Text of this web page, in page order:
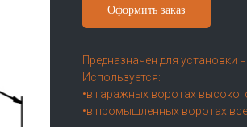
Оформить заказ
Предназначен для
Используется:
•в гаражных воротах
•в промышленных воротах